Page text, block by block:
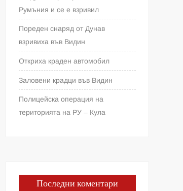
Румъния и се е взривил
Пореден снаряд от Дунав
взривиха във Видин
Откриха краден автомобил
Заловени крадци във Видин
Полицейска операция на
територията на РУ – Кула
Последни коментари